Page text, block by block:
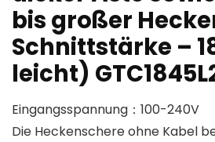
bis großer
Schnittstärke –
leicht)
Eingangsspannung：100-240V
Die Heckenschere ohne Kabel